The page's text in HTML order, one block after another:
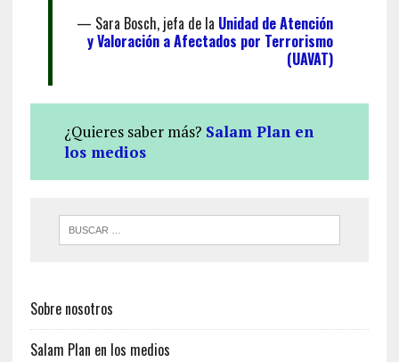
— Sara Bosch, jefa de la Unidad de Atención
y Valoración a Afectados por Terrorismo
(UAVAT)
¿Quieres saber más? Salam Plan en
los medios
Sobre nosotros
Salam Plan en los medios